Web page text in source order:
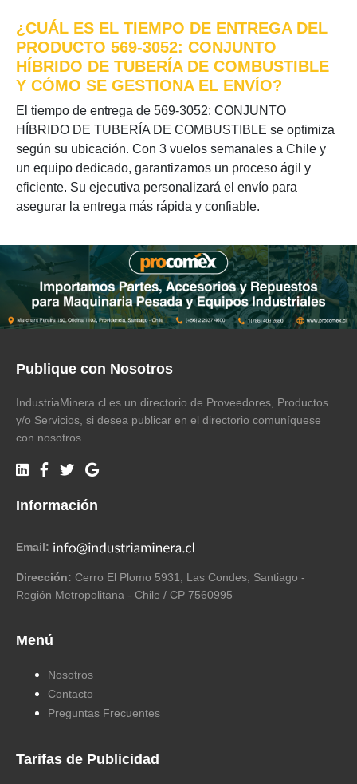
¿CUÁL ES EL TIEMPO DE ENTREGA DEL
PRODUCTO 569-3052: CONJUNTO
HÍBRIDO DE TUBERÍA DE COMBUSTIBLE
Y CÓMO SE GESTIONA EL ENVÍO?
El tiempo de entrega de 569-3052: CONJUNTO
HÍBRIDO DE TUBERÍA DE COMBUSTIBLE se optimiza
según su ubicación. Con 3 vuelos semanales a Chile y
un equipo dedicado, garantizamos un proceso ágil y
eficiente. Su ejecutiva personalizará el envío para
asegurar la entrega más rápida y confiable.
Publique con Nosotros
IndustriaMinera.cl es un directorio de Proveedores, Productos
y/o Servicios, si desea publicar en el directorio comuníquese
con nosotros.
Información
Email:
Dirección: Cerro El Plomo 5931, Las Condes, Santiago -
Región Metropolitana - Chile / CP 7560995
Menú
Nosotros
Contacto
Preguntas Frecuentes
Tarifas de Publicidad